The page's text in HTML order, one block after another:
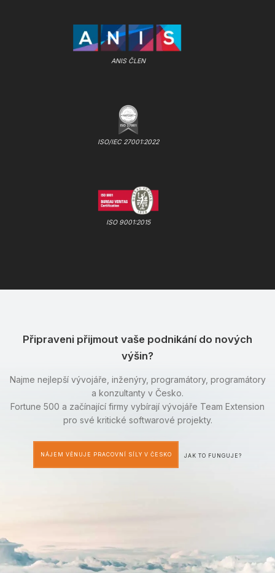
ANIS ČLEN
ISO/IEC 27001:2022
ISO 9001:2015
Připraveni přijmout vaše podnikání do nových
výšin?
Najme nejlepší vývojáře, inženýry, programátory, programátory
a konzultanty v Česko.
Fortune 500 a začínající firmy vybírají vývojáře Team Extension
pro své kritické softwarové projekty.
NÁJEM VĚNUJE PRACOVNÍ SÍLY V ČESKO JAK TO FUNGUJE?